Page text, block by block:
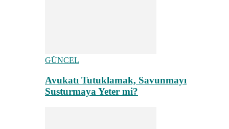
GÜNCEL
Avukatı Tutuklamak, Savunmayı
Susturmaya Yeter mi?